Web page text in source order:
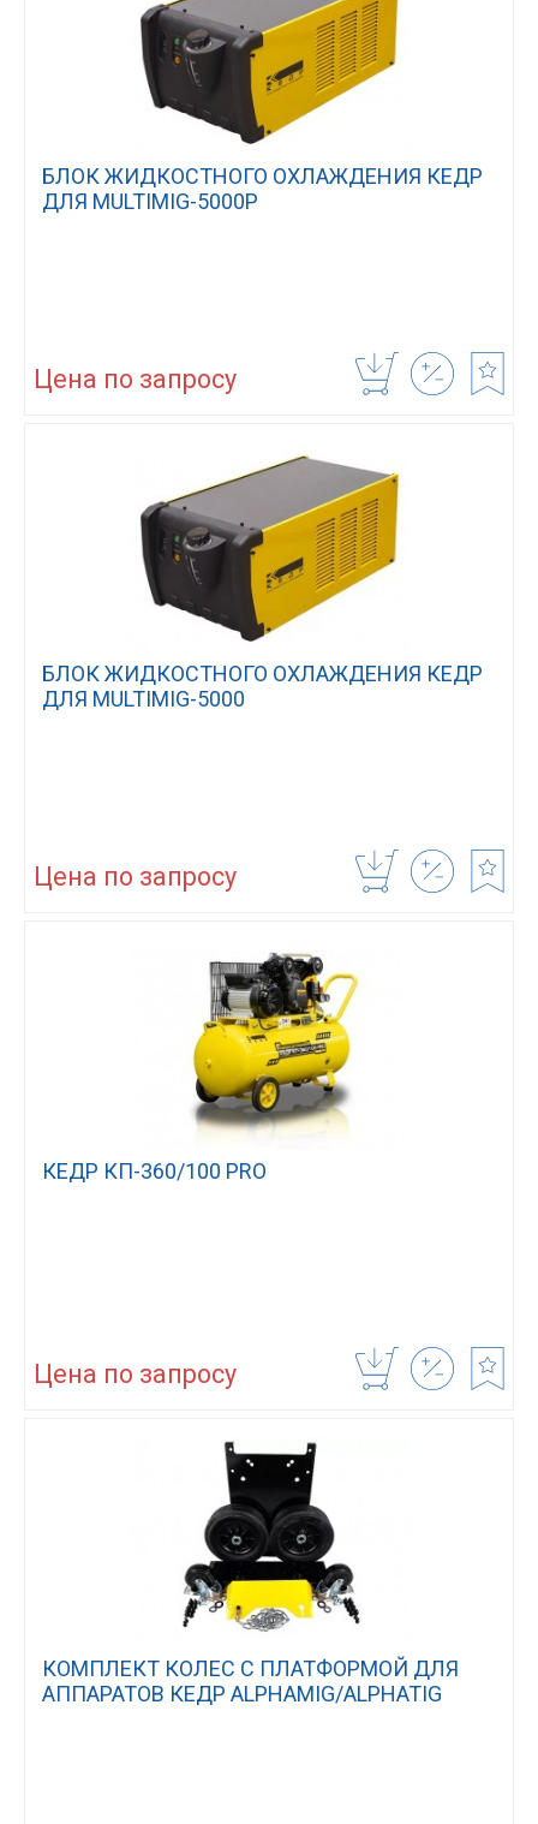
БЛОК ЖИДКОСТНОГО ОХЛАЖДЕНИЯ КЕДР
ДЛЯ MULTIMIG-5000P
Цена по запросу
БЛОК ЖИДКОСТНОГО ОХЛАЖДЕНИЯ КЕДР
ДЛЯ MULTIMIG-5000
Цена по запросу
КЕДР КП-360/100 PRO
Цена по запросу
КОМПЛЕКТ КОЛЕС С ПЛАТФОРМОЙ ДЛЯ
АППАРАТОВ КЕДР ALPHAMIG/ALPHATIG